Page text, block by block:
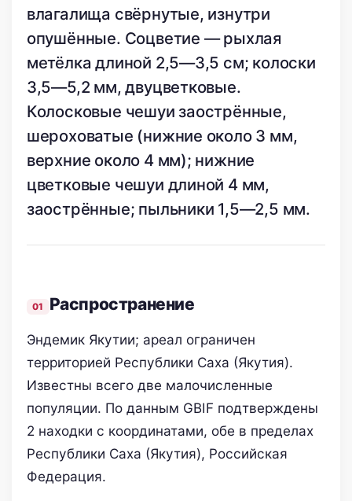
влагалища свёрнутые, изнутри
опушённые. Соцветие — рыхлая
метёлка длиной 2,5—3,5 см; колоски
3,5—5,2 мм, двуцветковые.
Колосковые чешуи заострённые,
шероховатые (нижние около 3 мм,
верхние около 4 мм); нижние
цветковые чешуи длиной 4 мм,
заострённые; пыльники 1,5—2,5 мм.
Распространение
Эндемик Якутии; ареал ограничен
территорией Республики Саха (Якутия).
Известны всего две малочисленные
популяции. По данным GBIF подтверждены
2 находки с координатами, обе в пределах
Республики Саха (Якутия), Российская
Федерация.